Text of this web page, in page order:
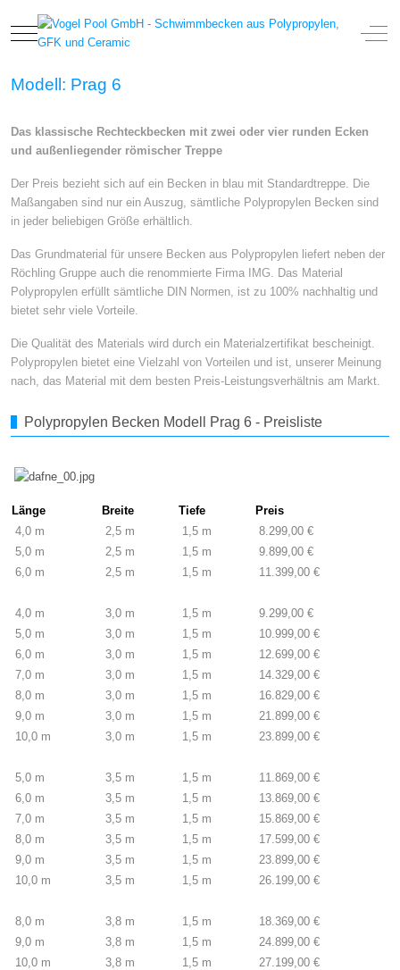
Mobile Menu Toggle Off-
Modell: Prag 6
Das klassische Rechteckbecken mit zwei oder vier runden Ecken
und außenliegender römischer Treppe
Der Preis bezieht sich auf ein Becken in blau mit Standardtreppe. Die
Maßangaben sind nur ein Auszug, sämtliche Polypropylen Becken sind
in jeder beliebigen Größe erhältlich.
Das Grundmaterial für unsere Becken aus Polypropylen liefert neben der
Röchling Gruppe auch die renommierte Firma IMG. Das Material
Polypropylen erfüllt sämtliche DIN Normen, ist zu 100% nachhaltig und
bietet sehr viele Vorteile.
Die Qualität des Materials wird durch ein Materialzertifikat bescheinigt.
Polypropylen bietet eine Vielzahl von Vorteilen und ist, unserer Meinung
nach, das Material mit dem besten Preis-Leistungsverhältnis am Markt.
Polypropylen Becken Modell Prag 6 - Preisliste
Länge Breite Tiefe
Preis
4,0 m
2,5 m 1,5 m
8.299,00 €
5,0 m
2,5 m 1,5 m
9.899,00 €
6,0 m
2,5 m 1,5 m 11.399,00 €
4,0 m 3,0 m 1,5 m
9.299,00 €
5,0 m
3,0 m 1,5 m
10.999,00 €
6,0 m
3,0 m 1,5 m
12.699,00 €
7,0 m
3,0 m 1,5 m
14.329,00 €
8,0 m
3,0 m 1,5 m
16.829,00 €
9,0 m
3,0 m 1,5 m
21.899,00 €
10,0 m
3,0 m 1,5 m 23.899,00 €
5,0 m 3,5 m 1,5 m
11.869,00 €
6,0 m
3,5 m 1,5 m
13.869,00 €
7,0 m
3,5 m 1,5 m
15.869,00 €
8,0 m
3,5 m 1,5 m
17.599,00 €
9,0 m
3,5 m 1,5 m
23.899,00 €
10,0 m
3,5 m 1,5 m 26.199,00 €
8,0 m 3,8 m 1,5 m
18.369,00 €
9,0 m
3,8 m 1,5 m
24.899,00 €
10,0 m
3,8 m 1,5 m
27.199,00 €